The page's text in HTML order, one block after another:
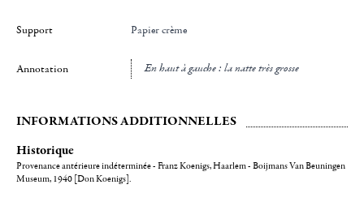
Support Papier crème
Annotation en haut à gauche : la natte très grosse
INFORMATIONS ADDITIONNELLES
Historique
Provenance antérieure indéterminée - Franz Koenigs, Haarlem - Boijmans Van Beuningen
Museum, 1940 [Don Koenigs].